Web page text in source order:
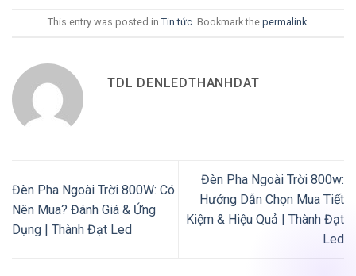
This entry was posted in Tin tức. Bookmark the permalink.
TDL DENLEDTHANHDAT
Đèn Pha Ngoài Trời 800W: Có
Nên Mua? Đánh Giá & Ứng
Dụng | Thành Đạt Led
Đèn Pha Ngoài Trời 800w:
Hướng Dẫn Chọn Mua Tiết
Kiệm & Hiệu Quả | Thành Đạt
Led